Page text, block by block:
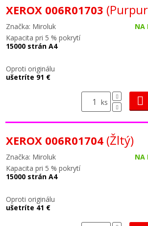
XEROX 006R01703
Značka: Miroluk
NA
Kapacita pri 5 % pokrytí
15000 strán A4
Oproti originálu
ušetríte 91 €
ks
XEROX 006R01704 (Žltý)
Značka: Miroluk
NA
Kapacita pri 5 % pokrytí
15000 strán A4
Oproti originálu
ušetríte 41 €